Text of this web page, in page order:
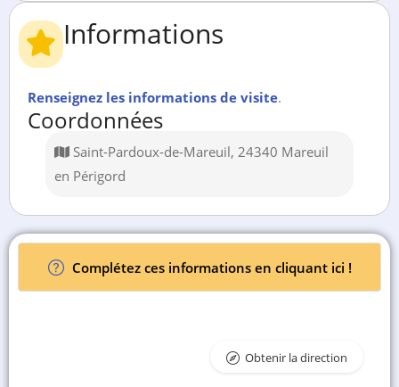
Informations
Renseignez les informations de visite.
Coordonnées
Saint-Pardoux-de-Mareuil, 24340 Mareuil
en Périgord
Complétez ces informations en cliquant ici !
Obtenir la direction